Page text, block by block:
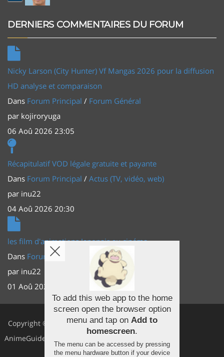
DERNIERS COMMENTAIRES DU FORUM
Nicky Larson (City Hunter) Vf Mangas 2026 pour la diffusion
HD analyse et comparaison
Dans Forum Principal / Forum Général
par kojiroryuga
06 Aoû 2026 23:05
Récapitulatif VOD légale gratuite et payante
Dans Forum Principal / Actus (TV, vidéo, web)
par inu22
04 Aoû 2026 20:30
les film d'animations Japonais au cinéma
Dans Forum Principal
Actus (TV, vidéo, web)
par inu22
01 Aoû 2026 20:56
Copyright ©
AnimeGuides
Facebook
Youtube
Twitter
To add this web app to the home
screen open the browser option
menu and tap on Add to
homescreen.
The menu can be accessed by pressing
the menu hardware button if your device